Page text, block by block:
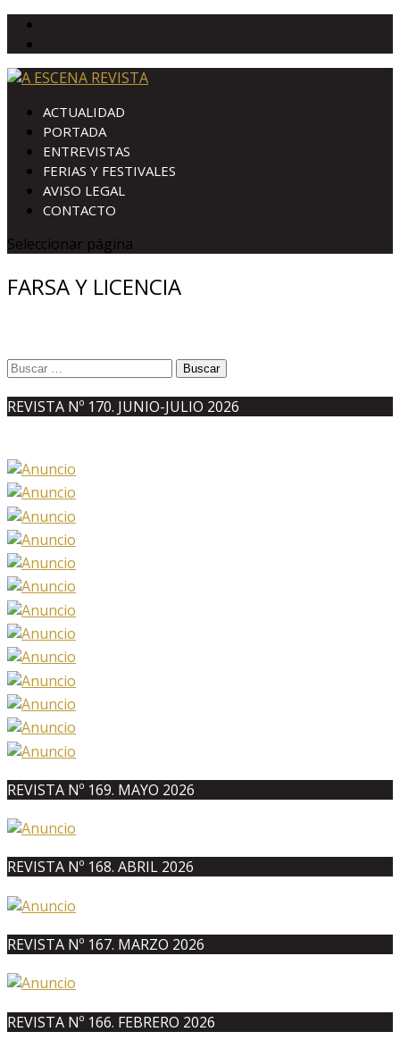
ACTUALIDAD
PORTADA
ENTREVISTAS
FERIAS Y FESTIVALES
AVISO LEGAL
CONTACTO
Seleccionar página
FARSA Y LICENCIA
Buscar:
REVISTA Nº 170. JUNIO-JULIO 2026
REVISTA Nº 169. MAYO 2026
REVISTA Nº 168. ABRIL 2026
REVISTA Nº 167. MARZO 2026
REVISTA Nº 166. FEBRERO 2026